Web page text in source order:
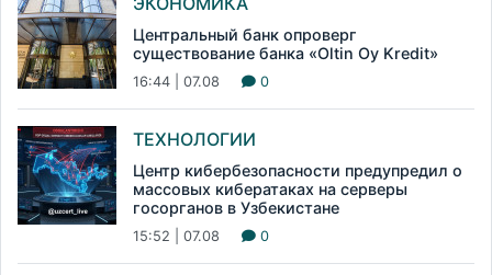
Центральный банк опроверг
существование банка «Oltin Oy Kredit»
16:44 | 07.08 0
ТЕХНОЛОГИИ
Центр кибербезопасности предупредил о
массовых кибератаках на серверы
госорганов в Узбекистане
15:52 | 07.08 0